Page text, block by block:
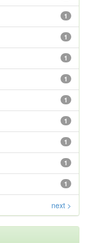
1
1
1
1
1
1
1
1
1
next >